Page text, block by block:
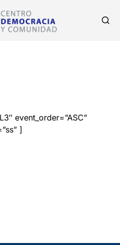
event_order=”ASC”
]